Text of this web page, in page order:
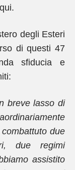
degli Esteri
di questi 47
sfiducia e
breve lasso di
due
due regimi
assistito